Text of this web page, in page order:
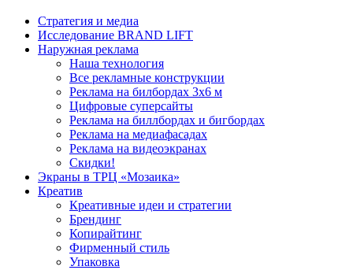
Стратегия и медиа
Исследование BRAND LIFT
Наружная реклама
Наша технология
Все рекламные конструкции
Реклама на билбордах 3х6 м
Цифровые суперсайты
Реклама на биллбордах и бигбордах
Реклама на медиафасадах
Реклама на видеоэкранах
Скидки!
Экраны в ТРЦ «Мозаика»
Креатив
Креативные идеи и стратегии
Брендинг
Копирайтинг
Фирменный стиль
Упаковка